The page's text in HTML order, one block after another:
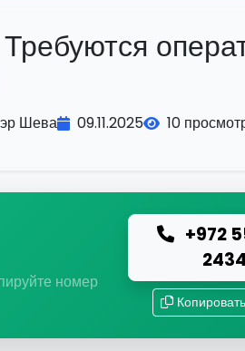
Шева 09.11.2025 10
номер
+972
2434